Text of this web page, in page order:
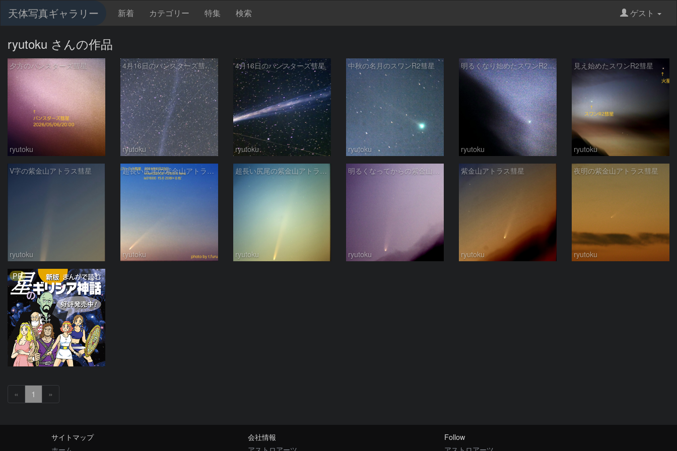
天体写真ギャラリー 新着 カテゴリー 特集 検索 ゲスト
ryutoku さんの作品
夕方のパンスターズ彗星
ryutoku
4月16日のパンスターズ彗星 長尾版
ryutoku
4月16日のパンスターズ彗星
ryutoku
中秋の名月のスワンR2彗星
ryutoku
明るくなり始めたスワンR2彗星
ryutoku
見え始めたスワンR2彗星
ryutoku
V字の紫金山アトラス彗星
ryutoku
超長い尻尾の紫金山アトラス彗星
ryutoku
超長い尻尾の紫金山アトラス彗星
ryutoku
明るくなってからの紫金山アトラス彗星
ryutoku
紫金山アトラス彗星
ryutoku
夜明の紫金山アトラス彗星
ryutoku
PR
« 1 »
サイトマップ
会社情報
Follow